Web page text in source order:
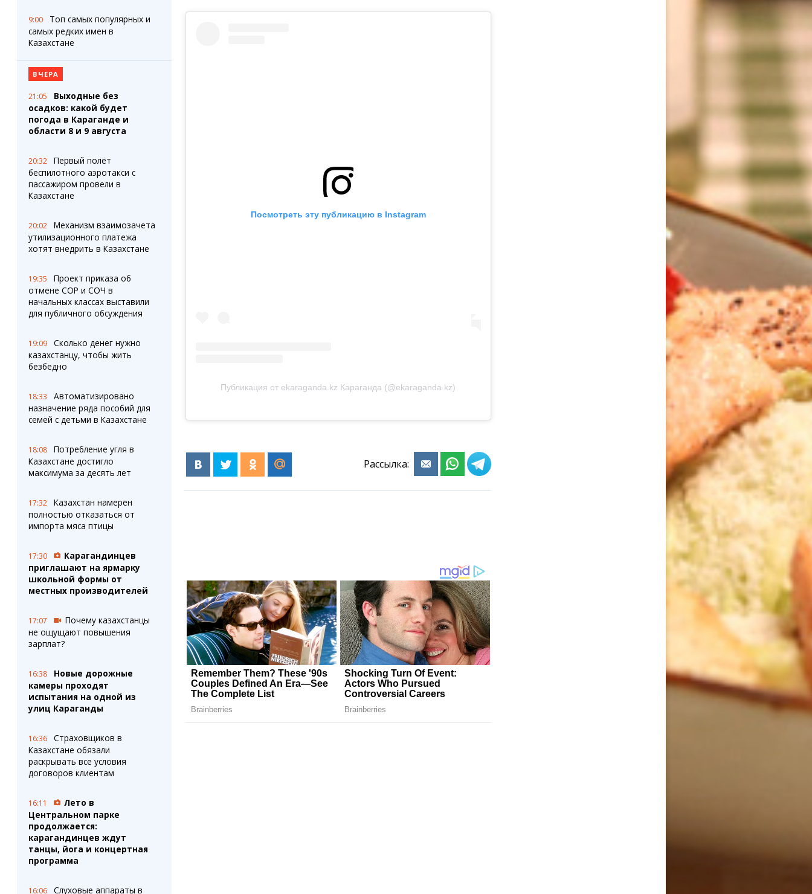
9:00
Топ самых популярных и
самых редких имен в
Казахстане
ВЧЕРА
21:05
Выходные без
осадков: какой будет
погода в Караганде и
области 8 и 9 августа
20:32
Первый полёт
беспилотного аэротакси с
пассажиром провели в
Казахстане
20:02
Механизм взаимозачета
утилизационного платежа
хотят внедрить в Казахстане
19:35
Проект приказа об
отмене СОР и СОЧ в
начальных классах выставили
для публичного обсуждения
19:09
Сколько денег нужно
казахстанцу, чтобы жить
безбедно
18:33
Автоматизировано
назначение ряда пособий для
семей с детьми в Казахстане
18:08
Потребление угля в
Казахстане достигло
максимума за десять лет
17:32
Казахстан намерен
полностью отказаться от
импорта мяса птицы
17:30
Карагандинцев
приглашают на ярмарку
школьной формы от
местных производителей
17:07
Почему казахстанцы
не ощущают повышения
зарплат?
16:38
Новые дорожные
камеры проходят
испытания на одной из
улиц Караганды
16:36
Страховщиков в
Казахстане обязали
раскрывать все условия
договоров клиентам
16:11
Лето в
Центральном парке
продолжается:
карагандинцев ждут
танцы, йога и концертная
программа
16:06 Слуховые аппараты в
Посмотреть эту публикацию в Instagram
Публикация от ekaraganda.kz Караганда (@ekaraganda.kz)
Рассылка: